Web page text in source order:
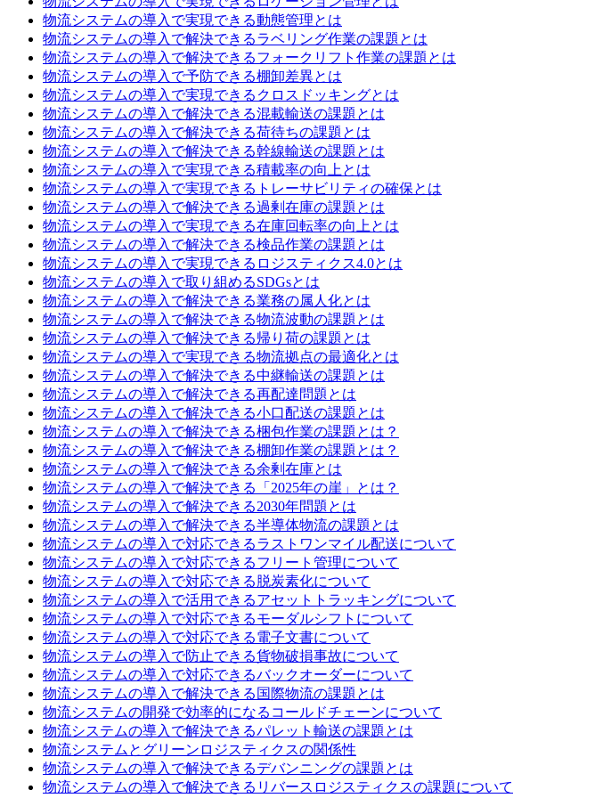
物流システムの導入で実現できる動態管理とは
物流システムの導入で解決できるラベリング作業の課題とは
物流システムの導入で解決できるフォークリフト作業の課題とは
物流システムの導入で予防できる棚卸差異とは
物流システムの導入で実現できるクロスドッキングとは
物流システムの導入で解決できる混載輸送の課題とは
物流システムの導入で解決できる荷待ちの課題とは
物流システムの導入で解決できる幹線輸送の課題とは
物流システムの導入で実現できる積載率の向上とは
物流システムの導入で実現できるトレーサビリティの確保とは
物流システムの導入で解決できる過剰在庫の課題とは
物流システムの導入で実現できる在庫回転率の向上とは
物流システムの導入で解決できる検品作業の課題とは
物流システムの導入で実現できるロジスティクス4.0とは
物流システムの導入で取り組めるSDGsとは
物流システムの導入で解決できる業務の属人化とは
物流システムの導入で解決できる物流波動の課題とは
物流システムの導入で解決できる帰り荷の課題とは
物流システムの導入で実現できる物流拠点の最適化とは
物流システムの導入で解決できる中継輸送の課題とは
物流システムの導入で解決できる再配達問題とは
物流システムの導入で解決できる小口配送の課題とは
物流システムの導入で解決できる梱包作業の課題とは？
物流システムの導入で解決できる棚卸作業の課題とは？
物流システムの導入で解決できる余剰在庫とは
物流システムの導入で解決できる「2025年の崖」とは？
物流システムの導入で解決できる2030年問題とは
物流システムの導入で解決できる半導体物流の課題とは
物流システムの導入で対応できるラストワンマイル配送について
物流システムの導入で対応できるフリート管理について
物流システムの導入で対応できる脱炭素化について
物流システムの導入で活用できるアセットトラッキングについて
物流システムの導入で対応できるモーダルシフトについて
物流システムの導入で対応できる電子文書について
物流システムの導入で防止できる貨物破損事故について
物流システムの導入で対応できるバックオーダーについて
物流システムの導入で解決できる国際物流の課題とは
物流システムの開発で効率的になるコールドチェーンについて
物流システムの導入で解決できるパレット輸送の課題とは
物流システムとグリーンロジスティクスの関係性
物流システムの導入で解決できるデバンニングの課題とは
物流システムの導入で解決できるリバースロジスティクスの課題について